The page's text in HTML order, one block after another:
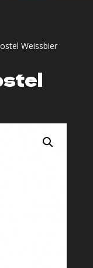
Weissbier